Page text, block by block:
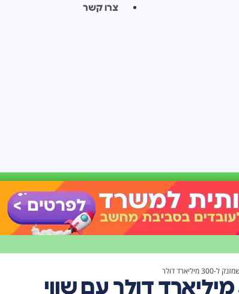
צרו קשר
OpenAI מגייסת 40 מיליארד דולר עם שווי